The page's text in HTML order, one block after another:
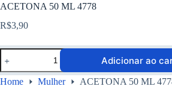
ACETONA 50 ML 4778
R$3,90
Adicionar ao
Home Mulher ACETONA 50 ML